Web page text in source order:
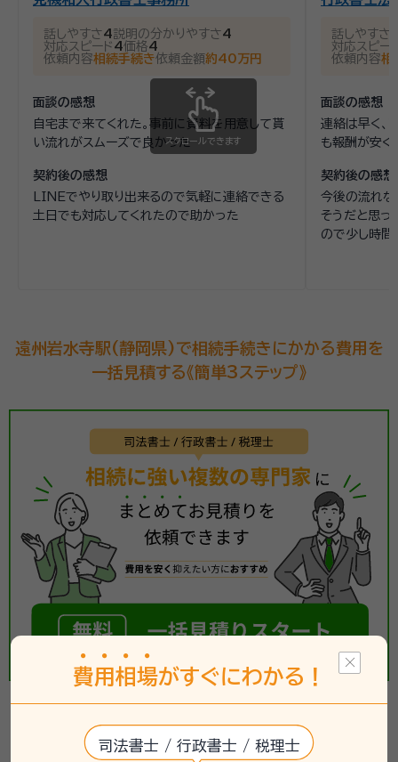
話しやすさ4説明の分かりやすさ4
対応スピード 4価格4
依頼内容相続手続き依頼金額約40万円
面談の感想
自宅まで来てくれた。事前に資料を用意して貰
い流れがスムーズで良かった
契約後の感想
LINEでやり取り出来るので気軽に連絡できる
土日でも対応してくれたので助かった
話しやすさ
対応スピー
依頼内容相
面談の感想
連絡は早く、
も報酬が安く
契約後の感想
今後の流れな
そうだと思っ
ので少し時間
スクロールできます
遠州岩水寺駅(静岡県)で相続手続きにかかる費用を
一括見積する《簡単3ステップ》
【相続手続き】の相談事例
費用 相場がすぐにわかる！
司法書士 / 行政書士 / 税理士